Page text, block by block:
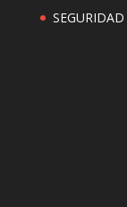
SEGURIDAD